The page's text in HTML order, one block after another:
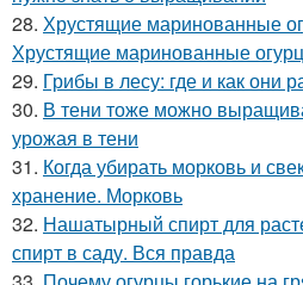
28. Хрустящие маринованные
Хрустящие маринованные
29. Грибы в лесу: где и как они
30. В тени тоже можно
урожая в тени
31. Когда убирать морковь и
хранение. Морковь
32. Нашатырный спирт для
спирт в саду. Вся правда